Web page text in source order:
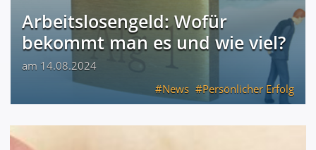
Arbeitslosengeld: Wofür
bekommt man es und wie viel?
am 14.08.2024
News
Persönlicher Erfolg